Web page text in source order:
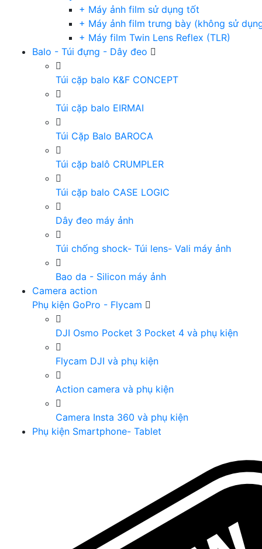
+ Máy ảnh film sử dụng tốt
+ Máy ảnh film trưng bày (không sử
+ Máy film Twin Lens Reflex (TLR)
Balo - Túi đựng - Dây đeo
Túi cặp balo K&F CONCEPT
Túi cặp balo EIRMAI
Túi Cặp Balo BAROCA
Túi cặp balô CRUMPLER
Túi cặp balo CASE LOGIC
Dây đeo máy ảnh
Túi chống shock- Túi lens- Vali máy ảnh
Bao da - Silicon máy ảnh
Camera action
Phụ kiện GoPro - Flycam
DJI Osmo Pocket 3 Pocket 4 và phụ kiện
Flycam DJI và phụ kiện
Action camera và phụ kiện
Camera Insta 360 và phụ kiện
Phụ kiện Smartphone- Tablet